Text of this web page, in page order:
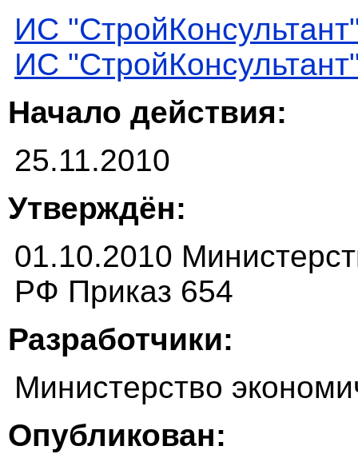
ИС
ИС
Начало действия:
25.11.2010
Утверждён:
01.10.2010
РФ Приказ 654
Разработчики:
Министерство
Опубликован: